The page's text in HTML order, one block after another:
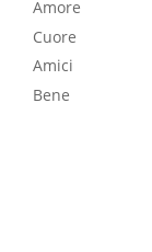
Amore
Cuore
Amici
Bene